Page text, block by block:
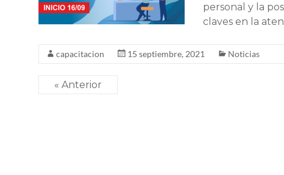
personal y la
claves en la
capacitacion 15 septiembre, 2021 Noticias
« Anterior